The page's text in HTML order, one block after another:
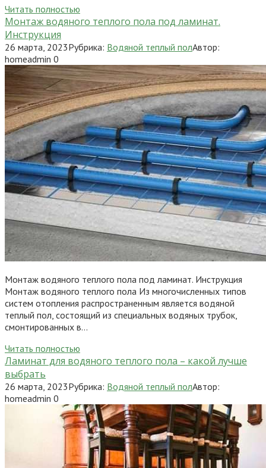
Читать полностью
Монтаж водяного теплого пола под ламинат.
Инструкция
26 марта, 2023Рубрика: Водяной теплый полАвтор:
homeadmin 0
Монтаж водяного теплого пола под ламинат. Инструкция
Монтаж водяного теплого пола Из многочисленных типов
систем отопления распространенным является водяной
теплый пол, состоящий из специальных водяных трубок,
смонтированных в…
Читать полностью
Ламинат для водяного теплого пола – какой лучше
выбрать
26 марта, 2023Рубрика: Водяной теплый полАвтор:
homeadmin 0